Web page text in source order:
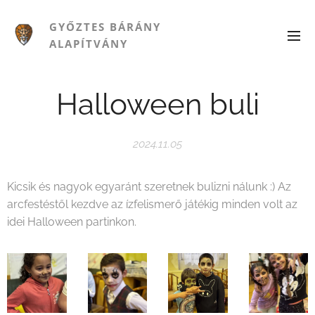
GYŐZTES BÁRÁNY
ALAPÍTVÁNY
Halloween buli
2024.11.05
Kicsik és nagyok egyaránt szeretnek bulizni nálunk :) Az
arcfestéstől kezdve az ízfelismerő játékig minden volt az
idei Halloween partinkon.